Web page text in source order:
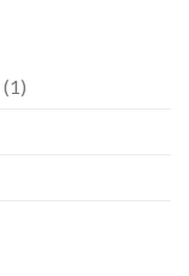
(1)